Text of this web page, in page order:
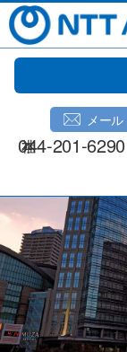
Skip
to
content
メール
044-201-6290